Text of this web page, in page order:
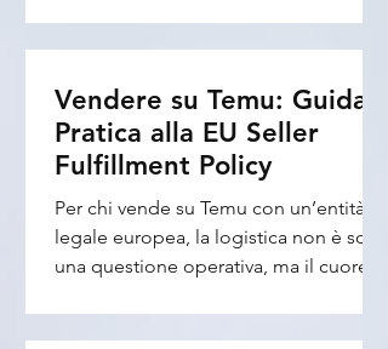
的），基本上都逃不开 CE（European
品 也可能需要： 缴纳新的进口关税。
最恐怖的地方来了 欧盟法规现在写的
是： “3欧元 per item” 注意： 不是：
per package（每个包裹） 而是： per
item（每件商品） 什么意思？ 举个例
子。 以前： 一个包裹： 5个小商品 总
价20欧 可能
心法规： 《Regolamento (UE)
delle Dogane）2026年5月15日公告
一、这次欧盟到底做了什么？ 欧盟正式
宣布： 取消“150欧元以下进口包裹免关
寄往欧洲消费者的小包裹， 如果： 货
值 ≤150欧元 则： 可免进口关税
（Customs Duty） 该制度长期支撑：
站 TikTok Shop跨境直邮 等模式高速增
Vendere su Temu: Guida
Pratica alla EU Seller
Fulfillment Policy
Per chi vende su Temu con un’entità
legale europea, la logistica non è solo
una questione operativa, ma il cuore